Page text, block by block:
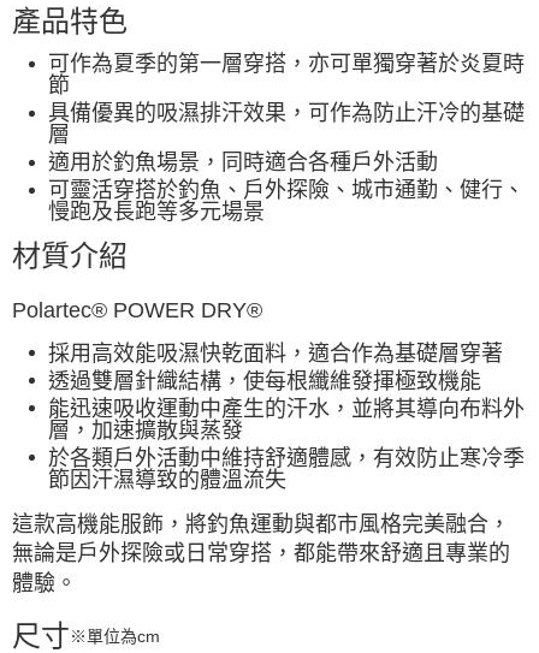
權轉讓予恩沛科技股份有限公司。
２．關於個人資料處理事宜，請瀏覽以下網址：
https://aftee.tw/terms/#terms3
３．未成年的使用者請事先徵得法定代理人或監護人之同意方可使用
「AFTEE先享後付」，若未經同意申辦者引起之損失，本公司不負相關責
任。
４．使用「AFTEE先享後付」時，將依據個別帳號之用戶狀況，依本公司即
時審查核予不同之上限額度；若仍有額度不足之情形，本公司將視審查結果
請求用戶進行身份認證。
５．嚴禁一人註冊多個帳號或使用他人資訊註冊。若發現惡意使用之情形，
產品特色
可作為夏季的第一層穿搭，亦可單獨穿著於炎夏時
節
具備優異的吸濕排汗效果，可作為防止汗冷的基礎
層
適用於釣魚場景，同時適合各種戶外活動
可靈活穿搭於釣魚、戶外探險、城市通勤、健行、
慢跑及長跑等多元場景
材質介紹
Polartec® POWER DRY®
採用高效能吸濕快乾面料，適合作為基礎層穿著
透過雙層針織結構，使每根纖維發揮極致機能
能迅速吸收運動中產生的汗水，並將其導向布料外
層，加速擴散與蒸發
於各類戶外活動中維持舒適體感，有效防止寒冷季
節因汗濕導致的體溫流失
這款高機能服飾，將釣魚運動與都市風格完美融合，
無論是戶外探險或日常穿搭，都能帶來舒適且專業的
體驗。
尺寸※單位為cm